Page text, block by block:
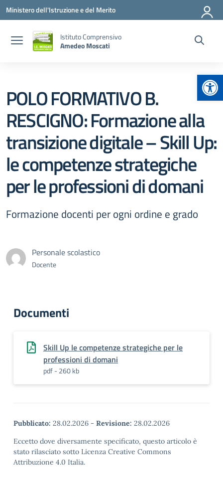
Vai ai contenuti
Vai al menu di navigazione
Vai al footer
Ministero dell'Istruzione e del Merito
Istituto Comprensivo
Amedeo Moscati
POLO FORMATIVO B.
RESCIGNO: Formazione alla
transizione digitale – Skill Up:
le competenze strategiche
per le professioni di domani
Formazione docenti per ogni ordine e grado
Personale scolastico
Docente
Documenti
Skill Up le competenze strategiche per le
professioni di domani
pdf - 260 kb
Pubblicato: 28.02.2026 - Revisione: 28.02.2026
Eccetto dove diversamente specificato, questo articolo è
stato rilasciato sotto Licenza Creative Commons
Attribuzione 4.0 Italia.